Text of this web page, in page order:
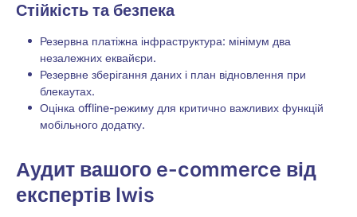
Стійкість та безпека
Резервна платіжна інфраструктура: мінімум два
незалежних еквайєри.
Резервне зберігання даних і план відновлення при
блекаутах.
Оцінка offline-режиму для критично важливих функцій
мобільного додатку.
Аудит вашого e-commerce від
експертів Iwis